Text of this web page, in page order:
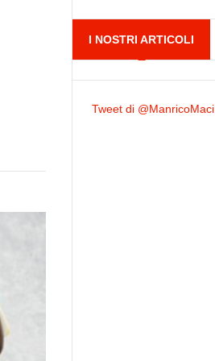
I NOSTRI ARTICOLI
Tweet di @ManricoMaci